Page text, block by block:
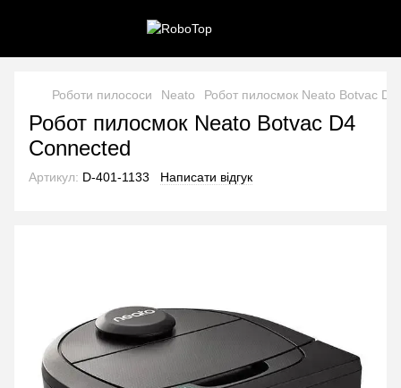
Роботи пилососи Neato Робот пилосмок Neato Botvac
Робот пилосмок Neato Botvac D4
Connected
Артикул: D-401-1133 Написати відгук